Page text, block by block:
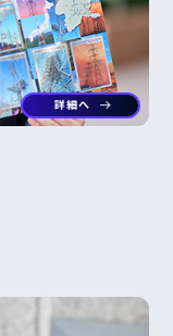
詳細へ arrow_right_alt